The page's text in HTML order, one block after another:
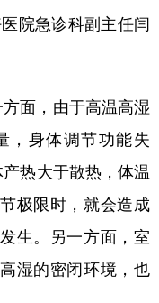
北 湖南
海 宁夏
江
عربى
院急诊科副主任闫
面，由于高温高湿
，身体调节功能失
热大于散热，体温
极限时，就会造成
生。另一方面，室
湿的密闭环境，也